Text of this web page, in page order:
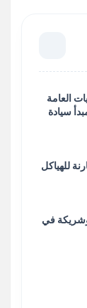
العامة
سيادة
للهياكل
وشريكة في